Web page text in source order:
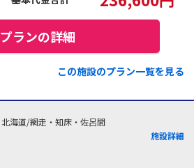
プランの詳細
この施設のプラン一覧を見る
北海道/網走・知床・佐呂間
施設詳細